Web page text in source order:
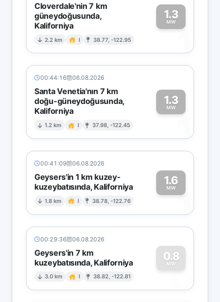
Cloverdale'nin 7 km
güneydoğusunda,
Kaliforniya
2.2 km I 38.77, -122.95
1.3
MW
1
00:44:16 06.08.2026
Santa Venetia'nın 7 km
doğu-güneydoğusunda,
Kaliforniya
1.2 km I 37.98, -122.45
1.3
MW
1
00:41:09 06.08.2026
Geysers'in 1 km kuzey-
kuzeybatısında, Kaliforniya
1.8 km I 38.78, -122.76
1.6
MW1
00:29:36 06.08.2026
Geysers'in 7 km
kuzeybatısında, Kaliforniya
3.0 km I 38.82, -122.81
0.8
MW
0